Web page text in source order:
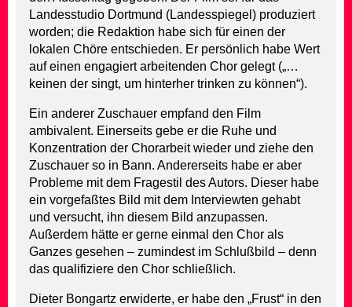
Landesstudio Dortmund (Landesspiegel) produziert
worden; die Redaktion habe sich für einen der
lokalen Chöre entschieden. Er persönlich habe Wert
auf einen engagiert arbeitenden Chor gelegt („…
keinen der singt, um hinterher trinken zu können“).
Ein anderer Zuschauer empfand den Film
ambivalent. Einerseits gebe er die Ruhe und
Konzentration der Chorarbeit wieder und ziehe den
Zuschauer so in Bann. Andererseits habe er aber
Probleme mit dem Fragestil des Autors. Dieser habe
ein vorgefaßtes Bild mit dem Interviewten gehabt
und versucht, ihn diesem Bild anzupassen.
Außerdem hätte er gerne einmal den Chor als
Ganzes gesehen – zumindest im Schlußbild – denn
das qualifiziere den Chor schließlich.
Dieter Bongartz erwiderte, er habe den „Frust“ in den